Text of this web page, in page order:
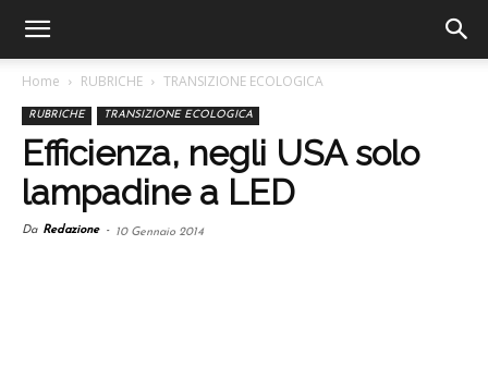
Home RUBRICHE TRANSIZIONE ECOLOGICA
RUBRICHE TRANSIZIONE ECOLOGICA
Efficienza, negli USA solo
lampadine a LED
Da Redazione - 10 Gennaio 2014